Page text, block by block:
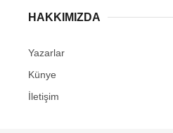
HAKKIMIZDA
Yazarlar
Künye
İletişim